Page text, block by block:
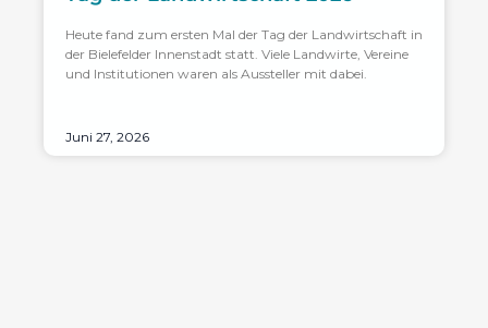
Heute fand zum ersten Mal der Tag der Landwirtschaft in
der Bielefelder Innenstadt statt. Viele Landwirte, Vereine
und Institutionen waren als Aussteller mit dabei.
Juni 27, 2026